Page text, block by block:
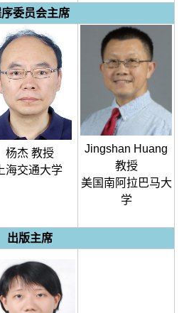
委员会主席
杨杰 教授
上海交通大学
Jingshan Huang
教授
美国南阿拉巴马大
学
出版主席